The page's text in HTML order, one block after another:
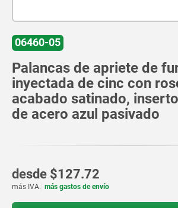
06460-05
Palancas de apriete de
inyectada de cinc con
acabado satinado,
de acero azul pasivado
desde $127.72
más IVA. más gastos de envío